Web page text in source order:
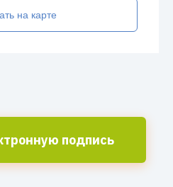
на карте
подпись